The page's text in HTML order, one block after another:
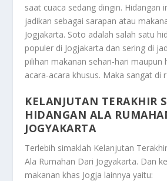
saat cuaca sedang dingin. Hidangan
jadikan sebagai sarapan atau
Jogjakarta. Soto adalah salah satu
populer di Jogjakarta dan sering di
pilihan makanan sehari-hari maupun
acara-acara khusus. Maka sangat di
KELANJUTAN TERAKHIR
HIDANGAN ALA
JOGYAKARTA
Terlebih simaklah Kelanjutan
Ala Rumahan Dari Jogyakarta. Dan
makanan khas Jogja lainnya yaitu: